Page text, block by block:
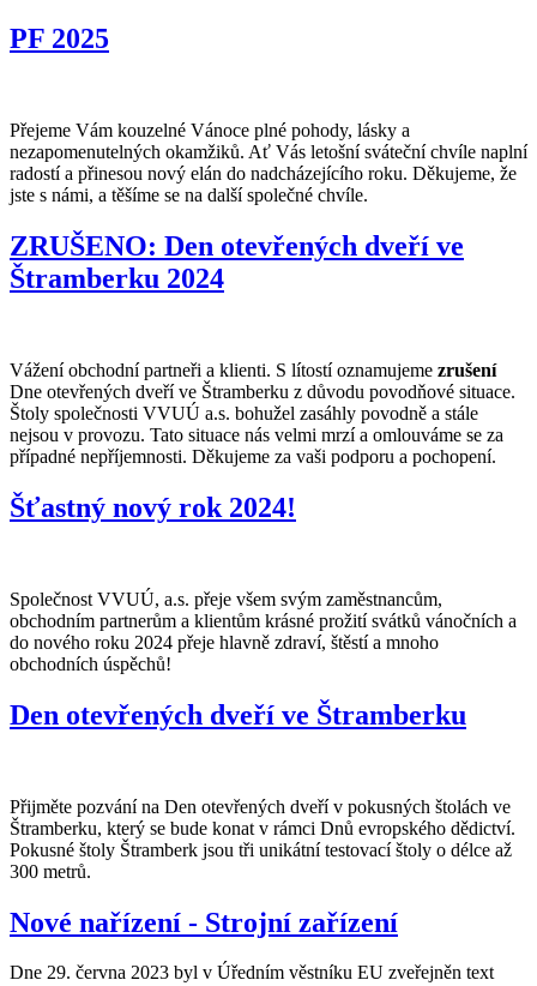
PF 2025
Přejeme Vám kouzelné Vánoce plné pohody, lásky a
nezapomenutelných okamžiků. Ať Vás letošní sváteční chvíle naplní
radostí a přinesou nový elán do nadcházejícího roku. Děkujeme, že
jste s námi, a těšíme se na další společné chvíle.
ZRUŠENO: Den otevřených dveří ve
Štramberku 2024
Vážení obchodní partneři a klienti. S lítostí oznamujeme zrušení
Dne otevřených dveří ve Štramberku z důvodu povodňové situace.
Štoly společnosti VVUÚ a.s. bohužel zasáhly povodně a stále
nejsou v provozu. Tato situace nás velmi mrzí a omlouváme se za
případné nepříjemnosti. Děkujeme za vaši podporu a pochopení.
Šťastný nový rok 2024!
Společnost VVUÚ, a.s. přeje všem svým zaměstnancům,
obchodním partnerům a klientům krásné prožití svátků vánočních a
do nového roku 2024 přeje hlavně zdraví, štěstí a mnoho
obchodních úspěchů!
Den otevřených dveří ve Štramberku
Přijměte pozvání na Den otevřených dveří v pokusných štolách ve
Štramberku, který se bude konat v rámci Dnů evropského dědictví.
Pokusné štoly Štramberk jsou tři unikátní testovací štoly o délce až
300 metrů.
Nové nařízení - Strojní zařízení
Dne 29. června 2023 byl v Úředním věstníku EU zveřejněn text